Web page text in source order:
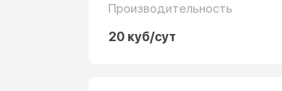
Производительность
20 куб/сут